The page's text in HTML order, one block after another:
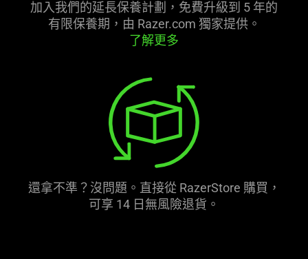
加入我們的延長保養計劃，免費升級到 5 年的
有限保養期，由 Razer.com 獨家提供。
了解更多
還拿不準？沒問題。直接從 RazerStore 購買，
可享 14 日無風險退貨。